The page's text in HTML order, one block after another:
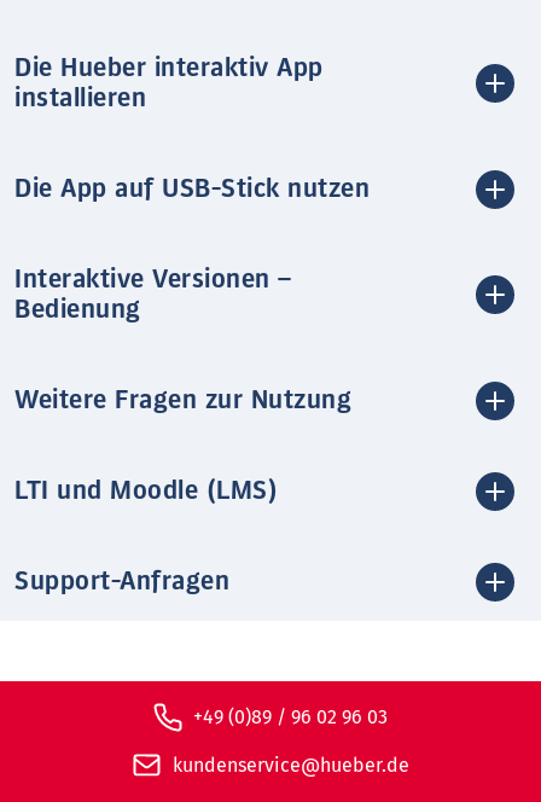
Die Hueber interaktiv App
installieren
Die App auf USB-Stick nutzen
Interaktive Versionen –
Bedienung
Weitere Fragen zur Nutzung
LTI und Moodle (LMS)
Support-Anfragen
+49 (0)89 / 96 02 96 03
kundenservice@hueber.de